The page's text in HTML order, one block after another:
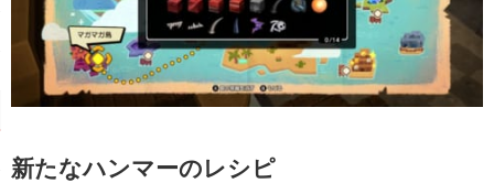
新たなハンマーのレシピ